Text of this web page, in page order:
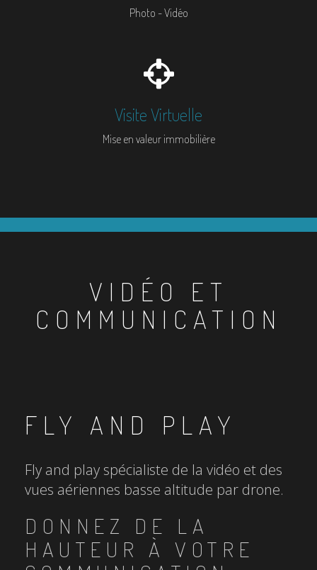
Photo - Vidéo
Visite Virtuelle
Mise en valeur immobilière
VIDÉO ET
COMMUNICATION
FLY AND PLAY
Fly and play spécialiste de la vidéo et des
vues aériennes basse altitude par drone.
DONNEZ DE LA
HAUTEUR À VOTRE